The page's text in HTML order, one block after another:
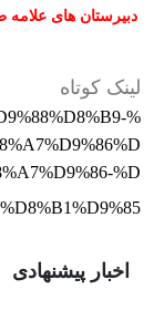
دبیرستان های علامه
لینک کوتاه
%
%D
اخبار پیشنهادی